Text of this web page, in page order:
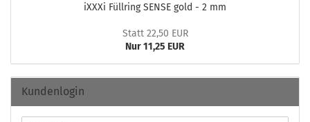
iXXXi Füll­ring SENSE gold - 2 mm
Statt 22,50 EUR
Nur 11,25 EUR
Kundenlogin